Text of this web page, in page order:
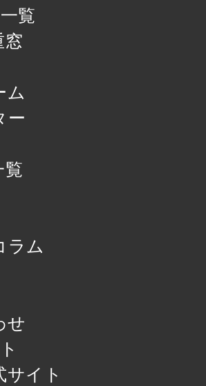
覧
窓
ム
ー
覧
ラム
せ
サイト